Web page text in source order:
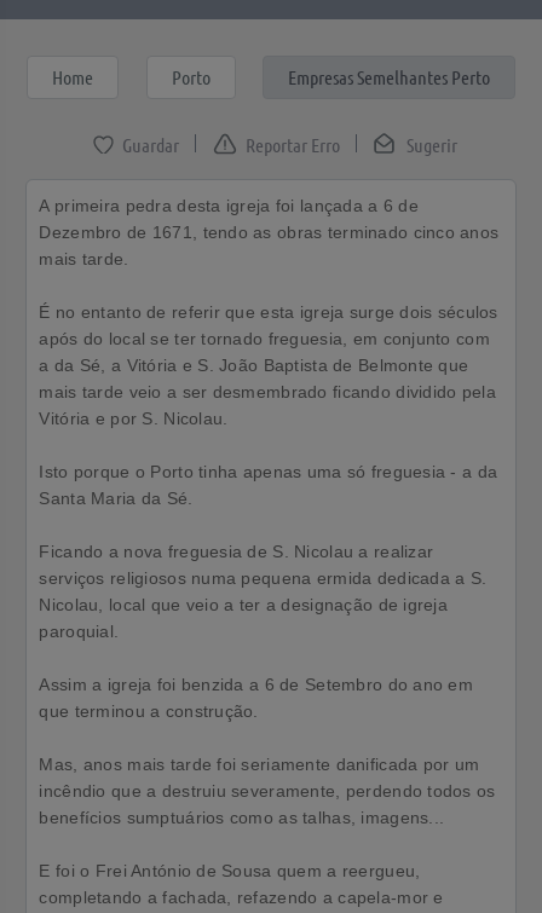
Home Porto Empresas Semelhantes Perto
Sugerir
Reportar Erro
A primeira pedra desta igreja foi lançada a 6 de
Dezembro de 1671, tendo as obras terminado cinco anos
mais tarde.
É no entanto de referir que esta igreja surge dois séculos
após do local se ter tornado freguesia, em conjunto com
a da Sé, a Vitória e S. João Baptista de Belmonte que
mais tarde veio a ser desmembrado ficando dividido pela
Vitória e por S. Nicolau.
Isto porque o Porto tinha apenas uma só freguesia - a da
Santa Maria da Sé.
Ficando a nova freguesia de S. Nicolau a realizar
serviços religiosos numa pequena ermida dedicada a S.
Nicolau, local que veio a ter a designação de igreja
paroquial.
Assim a igreja foi benzida a 6 de Setembro do ano em
que terminou a construção.
Mas, anos mais tarde foi seriamente danificada por um
incêndio que a destruiu severamente, perdendo todos os
benefícios sumptuários como as talhas, imagens...
E foi o Frei António de Sousa quem a reergueu,
completando a fachada, refazendo a capela-mor e